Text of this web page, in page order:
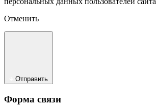
Отменить
Отправить
Форма связи